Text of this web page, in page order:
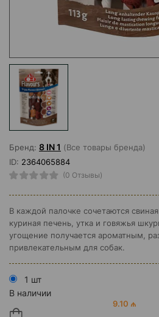
Бренд: 8 IN 1 (Все товары бренда)
ID: 2364065884
(0 Отзывы)
В каждой палочке сочетаются
куриная печень, утка и говяжья
угощение получается ароматным,
привлекательным для собак.
1 шт
В наличии
9.10 ₼